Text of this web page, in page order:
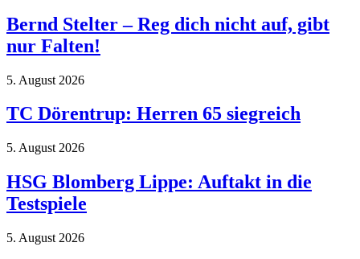
Bernd Stelter – Reg dich nicht auf, gibt
nur Falten!
5. August 2026
TC Dörentrup: Herren 65 siegreich
5. August 2026
HSG Blomberg Lippe: Auftakt in die
Testspiele
5. August 2026